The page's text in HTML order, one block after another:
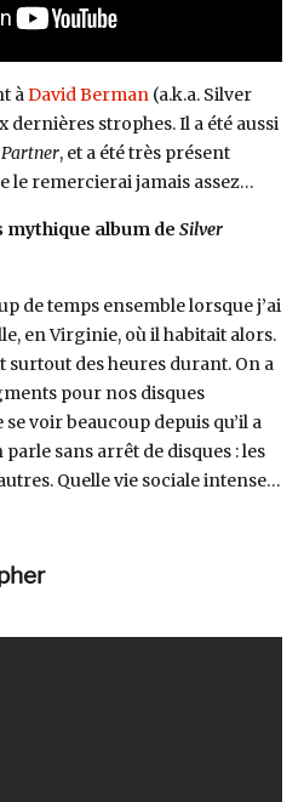
àDavid Berman(a.k.a. Silver
dernières strophes. Il a été aussi
, et a été très présent
le remercierai jamais assez…
mythique album de Silver
de temps ensemble lorsque j’ai
en Virginie, où il habitait alors.
surtout des heures durant. On a
pour nos disques
voir beaucoup depuis qu’il a
sans arrêt de disques : les
Quelle vie sociale intense…